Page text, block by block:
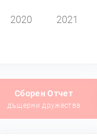
2020 2021
Сборен Отчет
дъщерни дружества